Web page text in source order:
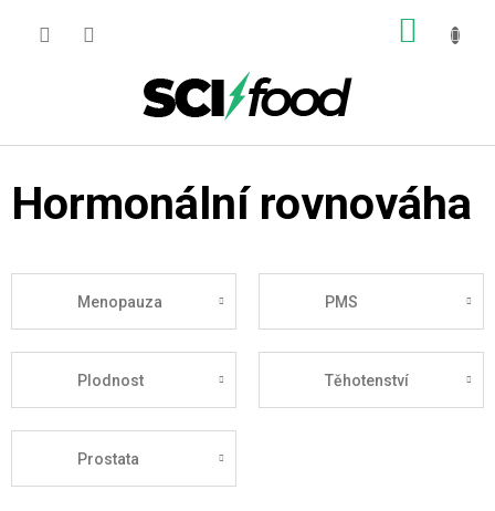
Hormonální rovnováha
Menopauza PMS
Plodnost Těhotenství
Prostata